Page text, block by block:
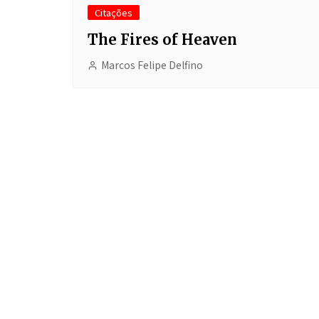
Citações
The Fires of Heaven
Marcos Felipe Delfino